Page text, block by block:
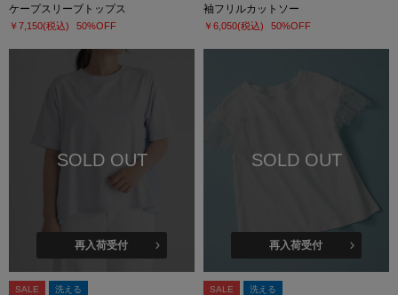
ケープスリーブトップス
￥7,150(税込) 50%OFF
袖フリルカットソー
￥6,050(税込) 50%OFF
SOLD OUT
再入荷受付
SALE 洗える
SOLD OUT
再入荷受付
SALE 洗える